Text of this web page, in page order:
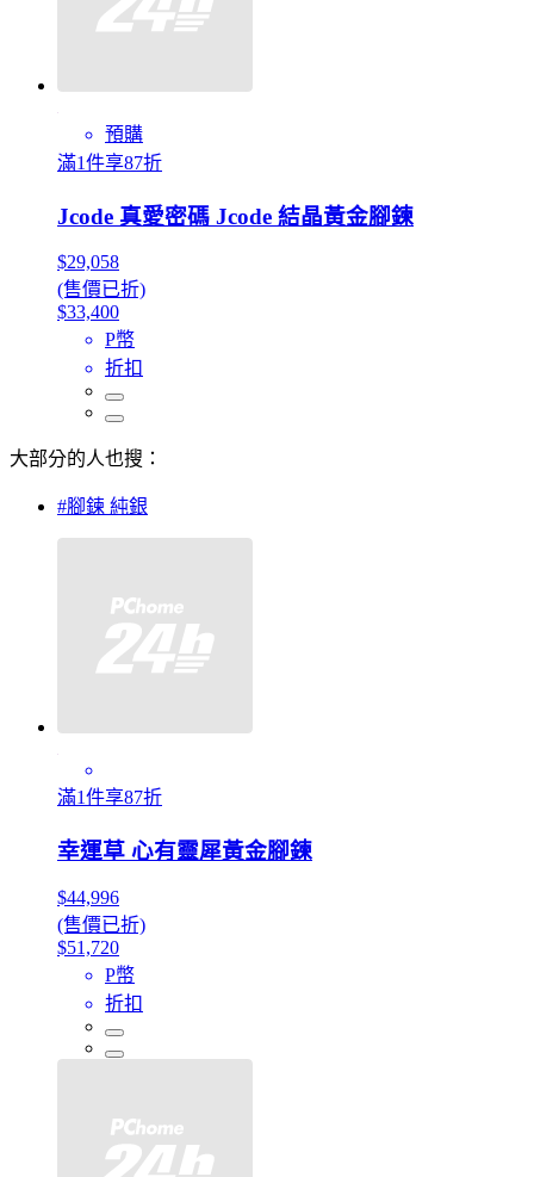
預購
滿1件享87折
Jcode 真愛密碼 Jcode 結晶黃金腳鍊
$29,058
(售價已折)
$33,400
P幣
折扣
大部分的人也搜：
#腳鍊 純銀
滿1件享87折
幸運草 心有靈犀黃金腳鍊
$44,996
(售價已折)
$51,720
P幣
折扣